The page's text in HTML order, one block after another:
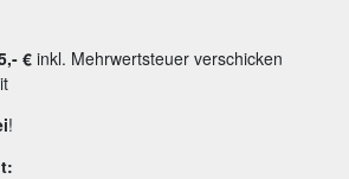
€ inkl. Mehrwertsteuer verschicken
!